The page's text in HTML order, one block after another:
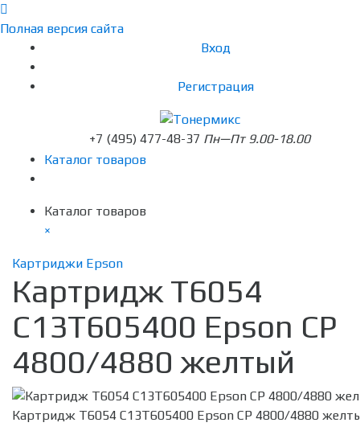
Полная версия сайта
Вход
Регистрация
+7 (495) 477-48-37 Пн—Пт 9.00-18.00
Каталог товаров
Каталог товаров
×
Картриджи Epson
Картридж T6054
C13T605400 Epson CP
4800/4880 желтый
Картридж T6054 C13T605400 Epson CP 4800/4880